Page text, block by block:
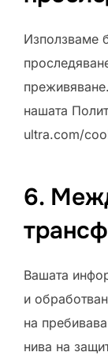
Използваме
нашата
ultra.com/
6.
Вашата
и
на
нива на